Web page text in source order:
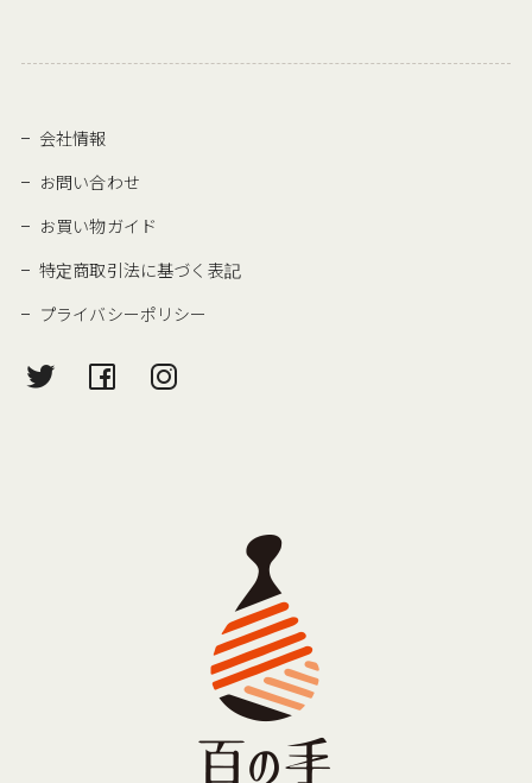
会社情報
お問い合わせ
お買い物ガイド
特定商取引法に基づく表記
プライバシーポリシー